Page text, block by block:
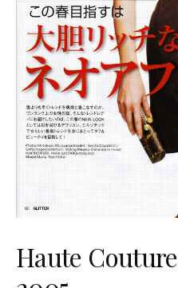
Haute